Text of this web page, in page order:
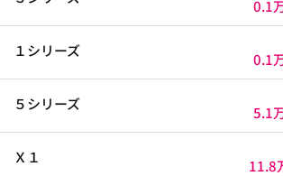
0.1
１シリーズ 0.1
５シリーズ 5.1
Ｘ１ 11.8